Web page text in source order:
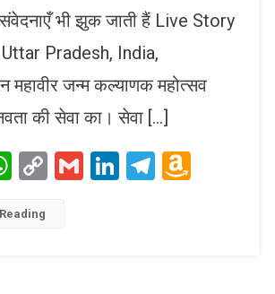
संवेदनाएँ भी झुक जाती हैं Live Story
Pradesh, India,
महावीर जन्म कल्याणक महोत्सव
की सेवा का। सेवा […]
WhatsApp
CopyGmailLinkedIn
Telegram